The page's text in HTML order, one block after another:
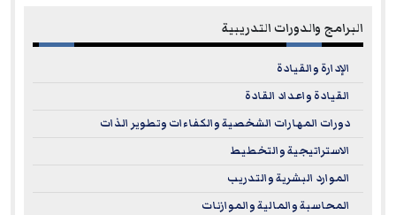
البرامج والدورات التدريبية
الإدارة والقيادة
القيادة واعداد القادة
دورات المهارات الشخصية والكفاءات وتطوير الذات
الاستراتيجية والتخطيط
الموارد البشرية والتدريب
المحاسبة والمالية والموازنات